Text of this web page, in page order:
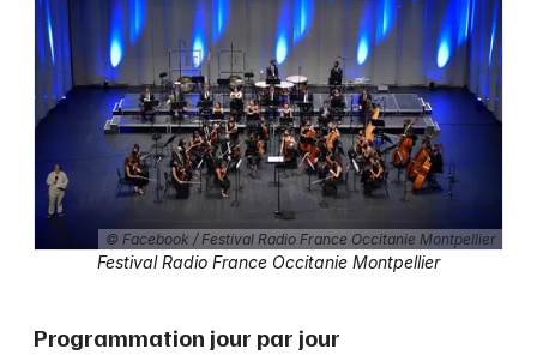
© Facebook / Festival Radio France Occitanie Montpellier
Festival Radio France Occitanie Montpellier
Programmation jour par jour